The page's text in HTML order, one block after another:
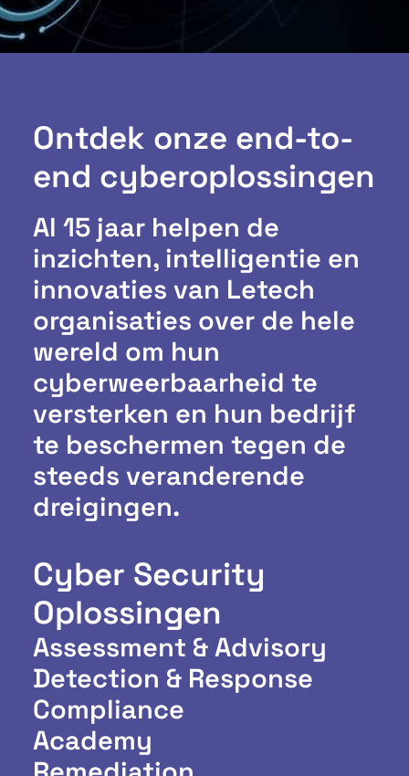
Cyber Security
Oplossingen
Assessment & Advisory
Detection & Response
Compliance
Academy
Ontdek onze end-to-
end cyberoplossingen
Al 15 jaar helpen de
inzichten, intelligentie en
innovaties van Letech
organisaties over de hele
wereld om hun
cyberweerbaarheid te
versterken en hun bedrijf
te beschermen tegen de
steeds veranderende
dreigingen.